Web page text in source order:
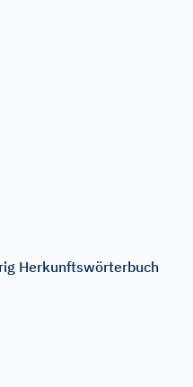
Herkunftswörterbuch